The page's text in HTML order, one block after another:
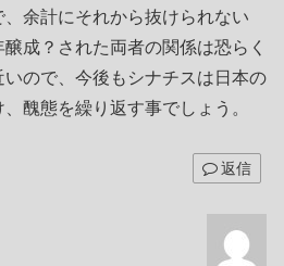
余計にそれから抜けられない
醸成？された両者の関係は恐らく
ので、今後もシナチスは日本の
醜態を繰り返す事でしょう。
返信